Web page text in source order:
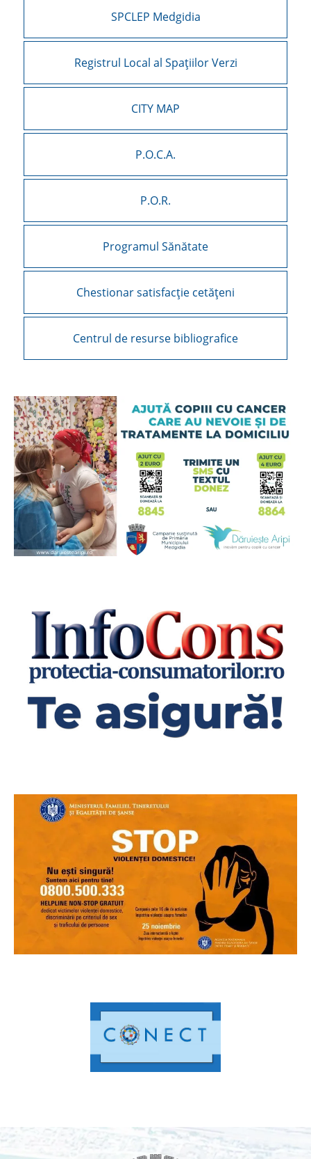
SPCLEP Medgidia
Registrul Local al Spațiilor Verzi
CITY MAP
P.O.C.A.
P.O.R.
Programul Sănătate
Chestionar satisfacție cetățeni
Centrul de resurse bibliografice